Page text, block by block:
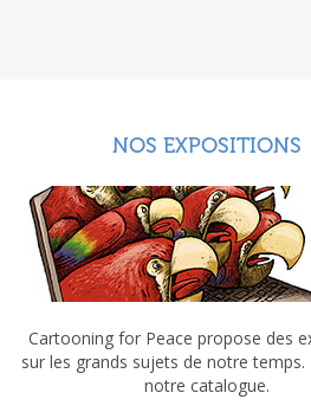
NOS EXPOSITIONS
Cartooning for Peace propose des
sur les grands sujets de notre temps.
notre catalogue.